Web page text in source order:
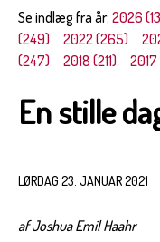
Se indlæg fra år: 2026
(249)
2022 (265)
(247)
2018 (211)
En stille
LØRDAG 23. JANUAR 2021
af Joshua Emil Haahr